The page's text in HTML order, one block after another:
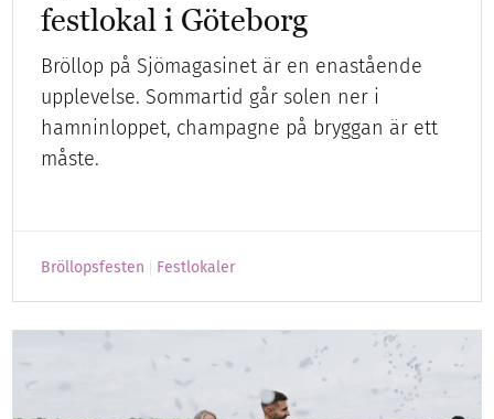
festlokal i Göteborg
Bröllop på Sjömagasinet är en enastående
upplevelse. Sommartid går solen ner i
hamninloppet, champagne på bryggan är ett
måste.
Bröllopsfesten Festlokaler